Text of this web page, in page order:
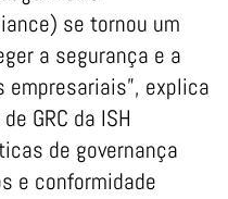
se tornou um
a segurança e a
explica
GRC da ISH
de governança
e conformidade